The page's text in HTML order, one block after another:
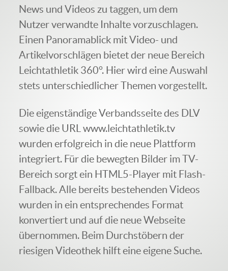
News und Videos zu taggen, um dem
Nutzer verwandte Inhalte vorzuschlagen.
Einen Panoramablick mit Video- und
Artikelvorschlägen bietet der neue Bereich
Leichtathletik 360°. Hier wird eine Auswahl
stets unterschiedlicher Themen vorgestellt.
Die eigenständige Verbandsseite des DLV
sowie die URL www.leichtathletik.tv
wurden erfolgreich in die neue Plattform
integriert. Für die bewegten Bilder im TV-
Bereich sorgt ein HTML5-Player mit Flash-
Fallback. Alle bereits bestehenden Videos
wurden in ein entsprechendes Format
konvertiert und auf die neue Webseite
übernommen. Beim Durchstöbern der
riesigen Videothek hilft eine eigene Suche.